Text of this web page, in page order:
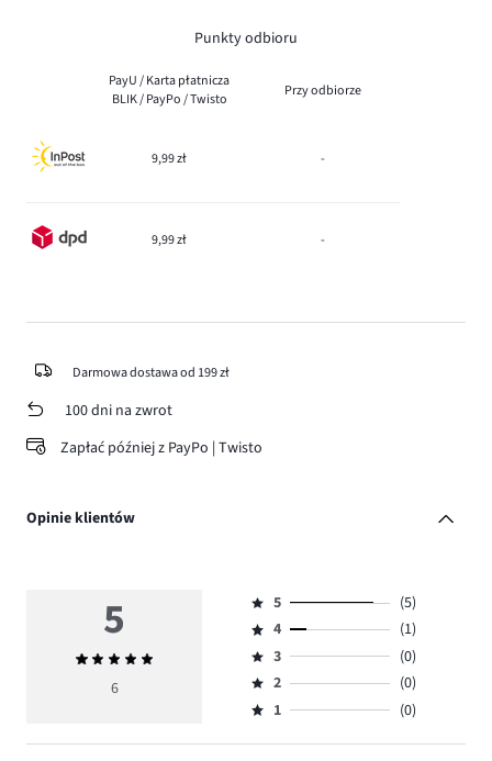
Punkty odbioru
PayU / Karta płatnicza
BLIK / PayPo / Twisto
Przy odbiorze
9,99 zł -
9,99 zł -
Darmowa dostawa od 199 zł
100 dni na zwrot
Zapłać później z PayPo | Twisto
Opinie klientów
5
Średnia
ocena
6
Ocena
5,
ilość
głosów
5.
5
(5)
Ocena
4,
ilość
głosów
4
(1)
Ocena
3,
ilość
3
(0)
Ocena
2,
2
(0)
Ocena
1,
1 (0)